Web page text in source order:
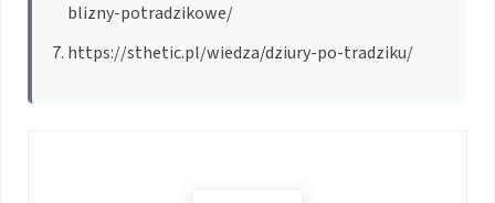
blizny-potradzikowe/
https://sthetic.pl/wiedza/dziury-po-tradziku/